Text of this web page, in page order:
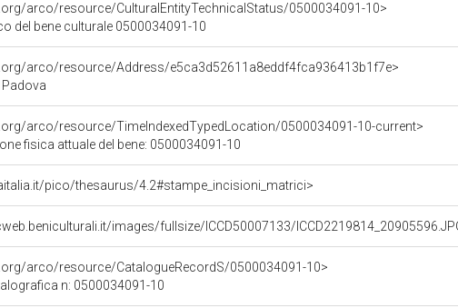
arco/resource/CulturalEntityTechnicalStatus/0500034091-10>
del bene culturale 0500034091-10
arco/resource/Address/e5ca3d52611a8eddf4fca936413b1f7e>
Padova
arco/resource/TimeIndexedTypedLocation/0500034091-10-current>
fisica attuale del bene: 0500034091-10
pico/thesaurus/4.2#stampe_incisioni_matrici>
images/fullsize/ICCD50007133/
arco/resource/CatalogueRecordS/0500034091-10>
n: 0500034091-10